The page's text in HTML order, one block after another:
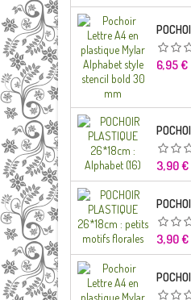
Prix
6,95 €
Prix
3,90 €
Prix
3,90 €